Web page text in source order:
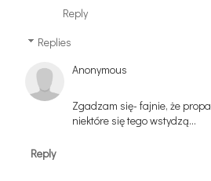
Reply
Replies
Anonymous
Zgadzam się- fajnie, że
niektóre się tego wstydzą...
Reply